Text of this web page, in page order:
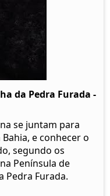
da Pedra Furada -
se juntam para
e conhecer o
segundo os
Península de
Pedra Furada.